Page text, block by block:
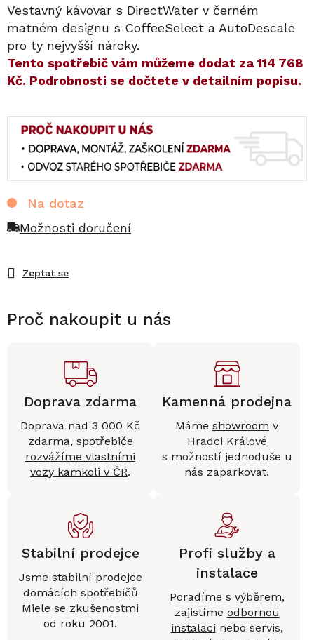
Vestavný kávovar s DirectWater v černém
matném designu s CoffeeSelect a AutoDescale
pro ty nejvyšší nároky.
​​Tento spotřebič vám můžeme dodat za 114 768
Kč. Podrobnosti se dočtete v detailním popisu.
Zeptat se
Na dotaz
Možnosti doručení
Proč nakoupit u nás
Doprava zdarma
Doprava nad 3 000 Kč
zdarma, spotřebiče
rozvážíme vlastními
vozy kamkoli v ČR.
Kamenná prodejna
Máme showroom v
Hradci Králové
s možností jednoduše u
nás zaparkovat.
Stabilní prodejce
Jsme stabilní prodejce
domácích spotřebičů
Miele se zkušenostmi
od roku 2001.
Profi služby a
instalace
Poradíme s výběrem,
zajistíme odbornou
instalaci nebo servis,